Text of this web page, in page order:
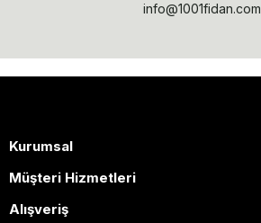
info@1001fidan.com
Kurumsal
Müşteri Hizmetleri
Alışveriş